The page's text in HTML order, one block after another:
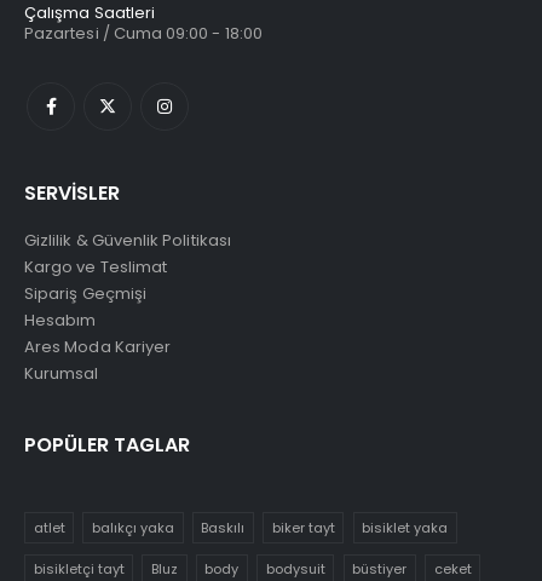
Çalışma Saatleri
Pazartesi / Cuma 09:00 - 18:00
SERVİSLER
Gizlilik & Güvenlik Politikası
Kargo ve Teslimat
Sipariş Geçmişi
Hesabım
Ares Moda Kariyer
Kurumsal
POPÜLER TAGLAR
atlet balıkçı yaka Baskılı biker tayt bisiklet yaka
bisikletçi tayt Bluz body bodysuit büstiyer ceket